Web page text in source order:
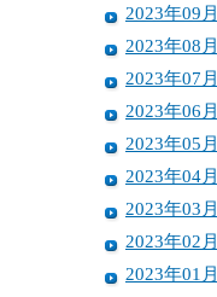
2023年09月
2023年08月
2023年07月
2023年06月
2023年05月
2023年04月
2023年03月
2023年02月
2023年01月